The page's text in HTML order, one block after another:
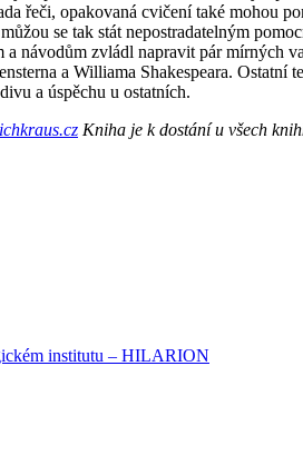
řeči, opakovaná cvičení také mohou
se tak stát nepostradatelným
návodům zvládl napravit pár mírných
a Williama Shakespeara.
a úspěchu u ostatních.
Kniha je k dostání u všech
institutu – HILARION